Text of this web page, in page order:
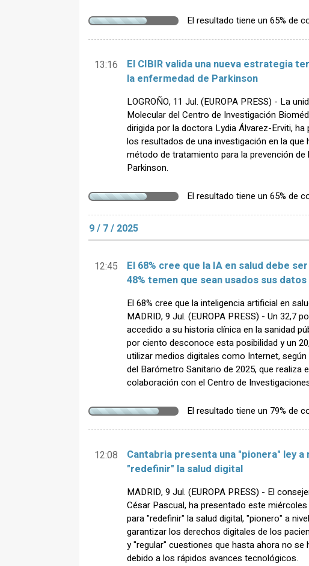
El resultado tiene un 65% de
13:16
El CIBIR valida una nueva estrategia
la enfermedad de Parkinson
LOGROÑO, 11 Jul. (EUROPA PRESS) - La
Molecular del Centro de Investigación
dirigida por la doctora Lydia Álvarez-Erviti,
los resultados de una investigación en la que
método de tratamiento para la prevención de
Parkinson.
El resultado tiene un 65% de
9 / 7 / 2025
12:45
El 68% cree que la IA en salud debe
48% temen que sean usados sus
El 68% cree que la inteligencia artificial en
MADRID, 9 Jul. (EUROPA PRESS) - Un 32,7
accedido a su historia clínica en la sanidad
por ciento desconoce esta posibilidad y un
utilizar medios digitales como Internet,
del Barómetro Sanitario de 2025, que realiza
colaboración con el Centro de
El resultado tiene un 79% de
12:08
Cantabria presenta una "pionera" ley
"redefinir" la salud digital
MADRID, 9 Jul. (EUROPA PRESS) - El
César Pascual, ha presentado este
para "redefinir" la salud digital, "pionero" a
garantizar los derechos digitales de los
y "regular" cuestiones que hasta ahora no se
debido a los rápidos avances tecnológicos.